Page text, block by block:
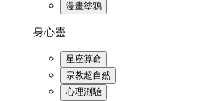
漫畫塗鴉
身心靈
星座算命
宗教超自然
心理測驗